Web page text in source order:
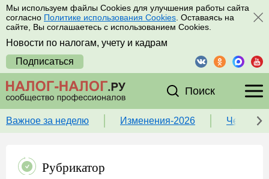
Мы используем файлы Cookies для улучшения работы сайта
согласно Политике использования Cookies . Оставаясь на
сайте, Вы соглашаетесь с использованием Cookies.
Новости по налогам, учету и кадрам
Подписаться
Поиск
Важное за неделю Изменения-2026 Чек-
Рубрикатор